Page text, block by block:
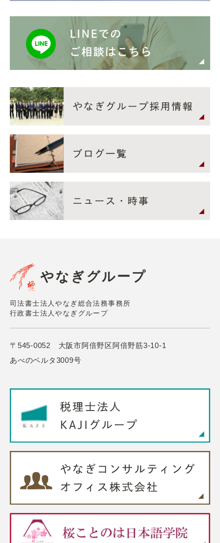
やなぎグループ
司法書士法人やなぎ総合法務事務所
行政書士法人やなぎグループ
〒545-0052 大阪市阿倍野区阿倍野筋3-10-1
あべのベルタ3009号